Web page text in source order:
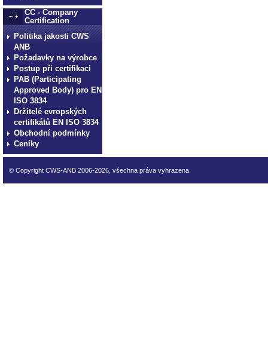
CC - Company
Certification
Politika jakosti CWS
ANB
Požadavky na výrobce
Postup při certifikaci
PAB (Participating
Approved Body) pro EN
ISO 3834
Držitelé evropských
certifikátů EN ISO 3834
Obchodní podmínky
Ceníky
© Copyright CWS-ANB 2006-2026, všechna práva vyhrazena.